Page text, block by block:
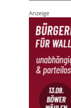
Anzeige